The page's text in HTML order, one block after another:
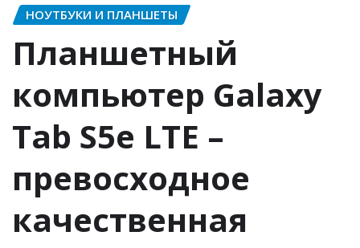
НОУТБУКИ И ПЛАНШЕТЫ
Планшетный
компьютер Galaxy
Tab S5e LTE –
превосходное
качественная